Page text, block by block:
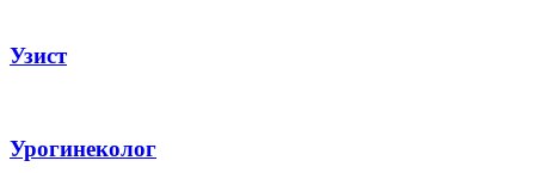
Узист
Урогинеколог